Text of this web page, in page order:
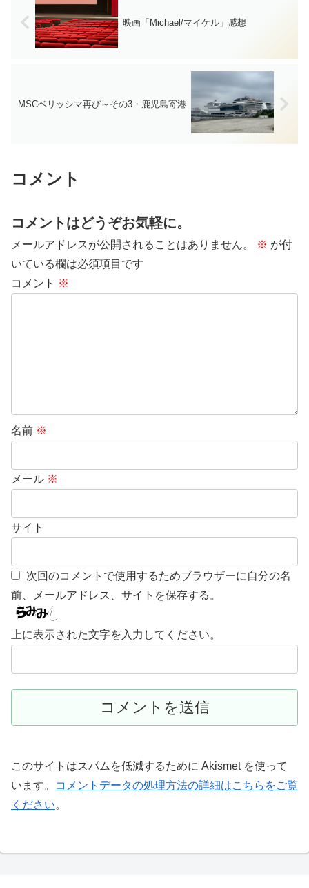
映画「Michael/マイケル」感想
MSCベリッシマ再び～その3・鹿児島寄港
コメント
コメントはどうぞお気軽に。
メールアドレスが公開されることはありません。 ※ が付
いている欄は必須項目です
コメント ※
名前 ※
メール ※
サイト
次回のコメントで使用するためブラウザーに自分の名
前、メールアドレス、サイトを保存する。
上に表示された文字を入力してください。
このサイトはスパムを低減するために Akismet を使って
います。
コメントデータの処理方法の詳細はこちらをご覧
ください。